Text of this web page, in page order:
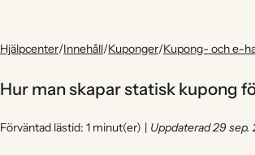
Hjälpcenter/Innehåll/Kuponger/Kupong- och e-
Hur man skapar statisk kupong
Förväntad lästid: 1 minut(er) | Uppdaterad 29